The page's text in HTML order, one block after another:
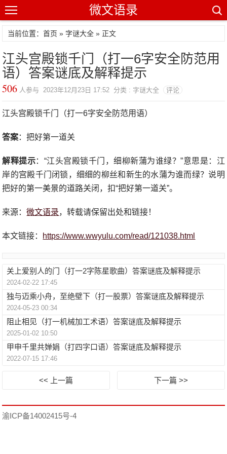
微文语录
当前位置：首页 » 字谜大全 » 正文
江头宫殿锁千门（打一6字安全防范用
语）答案谜底及解释提示
506 人参与 2023年12月23日 17:52 分类 : 字谜大全 评论
江头宫殿锁千门（打一6字安全防范用语）
答案：把好第一道关
解释提示：“江头宫殿锁千门，细柳新蒲为谁绿？”意思是：江
岸的宫殿千门闭锁，细细的柳丝和新生的水蒲为谁而绿？说明
把好的第一美景的道路关闭，扣“把好第一道关”。
来源：微文语录，转载请保留出处和链接！
本文链接： https://www.wwyulu.com/read/121038.html
关上爱别人的门（打一2字陈星歌曲）答案谜底及解释提示
2024-02-22 17:45
独与迈乘小舟，至绝壁下（打一股票）答案谜底及解释提示
2024-05-23 00:34
阻止相见（打一机械加工术语）答案谜底及解释提示
2025-01-02 10:50
甲申千里共婵娟（打四字口语）答案谜底及解释提示
2022-07-15 17:46
<< 上一篇 下一篇 >>
渝ICP备14002415号-4